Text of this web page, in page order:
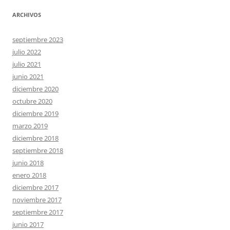
ARCHIVOS
septiembre 2023
julio 2022
julio 2021
junio 2021
diciembre 2020
octubre 2020
diciembre 2019
marzo 2019
diciembre 2018
septiembre 2018
junio 2018
enero 2018
diciembre 2017
noviembre 2017
septiembre 2017
junio 2017